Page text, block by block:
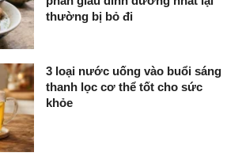
thường bị bỏ đi
3 loại nước uống vào buổi sáng
thanh lọc cơ thể tốt cho sức
khỏe